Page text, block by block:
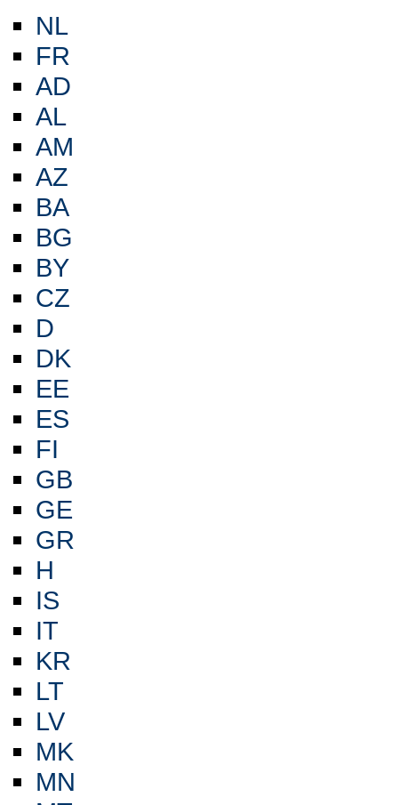
NL
FR
AD
AL
AM
AZ
BA
BG
BY
CZ
D
DK
EE
ES
FI
GB
GE
GR
H
IS
IT
KR
LT
LV
MK
MN